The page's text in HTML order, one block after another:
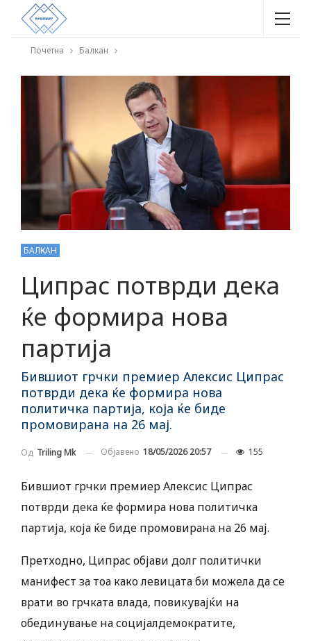
Почетна Балкан
БАЛКАН
Ципрас потврди дека
ќе формира нова
партија
Бившиот грчки премиер Алексис Ципрас
потврди дека ќе формира нова
политичка партија, која ќе биде
промовирана на 26 мај.
Од Triling Mk Објавено 18/05/2026 20:57 155
Бившиот грчки премиер Алексис Ципрас
потврди дека ќе формира нова политичка
партија, која ќе биде промовирана на 26 мај.
Претходно, Ципрас објави долг политички
манифест за тоа како левицата би можела да се
врати во грчката влада, повикувајќи на
обединување на социјалдемократите,